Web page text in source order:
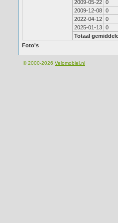
2009-05-22 0
2009-12-08 0
2022-04-12 0
2025-01-13 0
Totaal
Foto's
© 2000-2026 Velomobiel.nl